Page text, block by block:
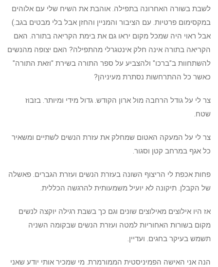
לשבת בשורה האחרונה בתפילה. אוהבת את השיח שלי עם אלוהים
במקסימום פרטיות. עם הציבור והמניין והחזן אבל בלי מבטים בגב.)
אבל ראוי היה שמכל מקום יראו גם את בימת הקריאה בתורה. האם
הקריאה בתורה אינה חלק אינטגרלי מהתפילה? האם יצופה מהנשים
להשתחוות ב"ברכו" ולהצביע על ספר התורה בשירת "וזאת התורה"
כאשר כל ההתרחשות נסתרת מעיניהן?
צר לי על גודל הרחבה מול ארון הקודש. גדול מידי ומיותר. בזבוז
שטח.
צר לי על המעקה האטום שמחלק את עזרת הנשים לשתיים ומשאיר
כל אגף במרחב קטן וסגור.
פחות אכפת לי הריצוף השונה בעזרת הנשים ועזרת הגברים. פאשלה
של הקבלן. תיקונה לא יועיל משמעותית להרגשה הכללית.
אז היו אילוצים מאילוצים שונים וגם כך בשבת רגילה יוקצה לנשים
מקום בשורות האחוריות למטה ועזרת הנשים שבקומה השניה
תשמש בעיקר בחגים. ועדיין.
הנה אני האישה הפמיניסטית הממורמרת. מי שמכיר אותי יודע שאני